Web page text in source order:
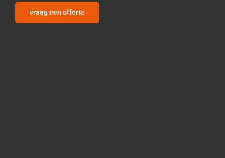
vraag een offerte